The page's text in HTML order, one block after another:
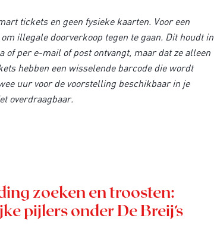
tickets en geen fysieke kaarten. Voor een
illegale doorverkoop tegen te gaan. Dit houdt in
of per e-mail of post ontvangt, maar dat ze alleen
hebben een wisselende barcode die wordt
uur voor de voorstelling beschikbaar in je
overdraagbaar.
zoeken en troosten:
pijlers onder De Breij’s